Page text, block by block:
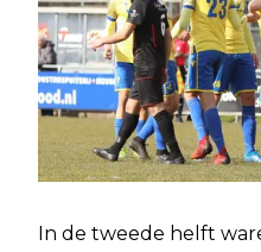
In de tweede helft